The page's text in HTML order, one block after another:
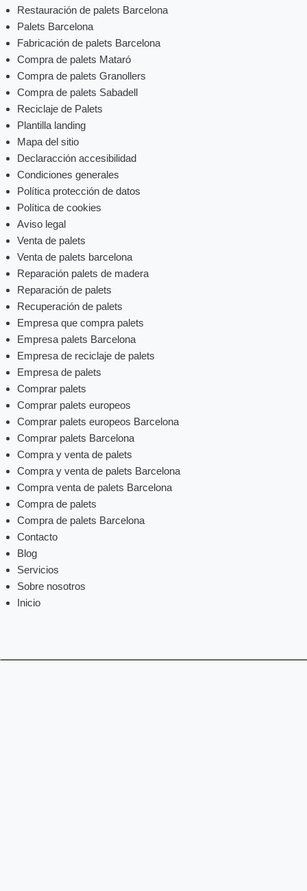
Restauración de palets Barcelona
Palets Barcelona
Fabricación de palets Barcelona
Compra de palets Mataró
Compra de palets Granollers
Compra de palets Sabadell
Reciclaje de Palets
Plantilla landing
Mapa del sitio
Declaracción accesibilidad
Condiciones generales
Política protección de datos
Política de cookies
Aviso legal
Venta de palets
Venta de palets barcelona
Reparación palets de madera
Reparación de palets
Recuperación de palets
Empresa que compra palets
Empresa palets Barcelona
Empresa de reciclaje de palets
Empresa de palets
Comprar palets
Comprar palets europeos
Comprar palets europeos Barcelona
Comprar palets Barcelona
Compra y venta de palets
Compra y venta de palets Barcelona
Compra venta de palets Barcelona
Compra de palets
Compra de palets Barcelona
Contacto
Blog
Servicios
Sobre nosotros
Inicio